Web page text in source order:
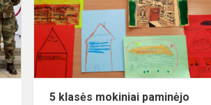
5 klasės mokiniai paminėjo